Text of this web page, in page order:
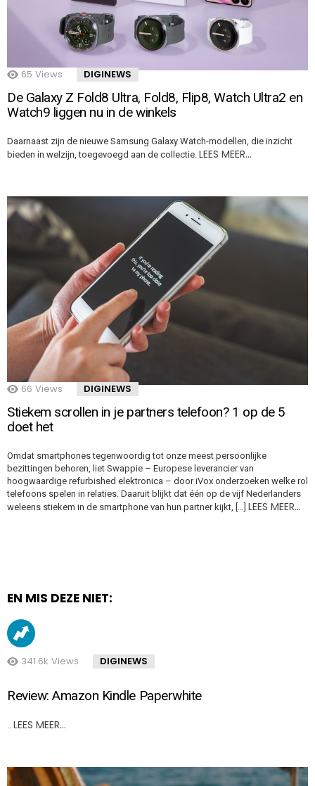
65 Views DIGINEWS
De Galaxy Z Fold8 Ultra, Fold8, Flip8, Watch Ultra2 en
Watch9 liggen nu in de winkels
Daarnaast zijn de nieuwe Samsung Galaxy Watch-modellen, die inzicht
bieden in welzijn, toegevoegd aan de collectie. LEES MEER…
66 Views DIGINEWS
Stiekem scrollen in je partners telefoon? 1 op de 5
doet het
Omdat smartphones tegenwoordig tot onze meest persoonlijke
bezittingen behoren, liet Swappie – Europese leverancier van
hoogwaardige refurbished elektronica – door iVox onderzoeken welke rol
telefoons spelen in relaties. Daaruit blijkt dat één op de vijf Nederlanders
weleens stiekem in de smartphone van hun partner kijkt, […] LEES MEER…
EN MIS DEZE NIET:
341.6k Views DIGINEWS
Review: Amazon Kindle Paperwhite
LEES MEER…